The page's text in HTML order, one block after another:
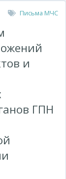
Письма МЧС
и
ГПН